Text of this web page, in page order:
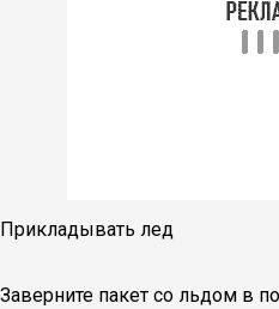
Прикладывать лед
Заверните пакет со льдом в